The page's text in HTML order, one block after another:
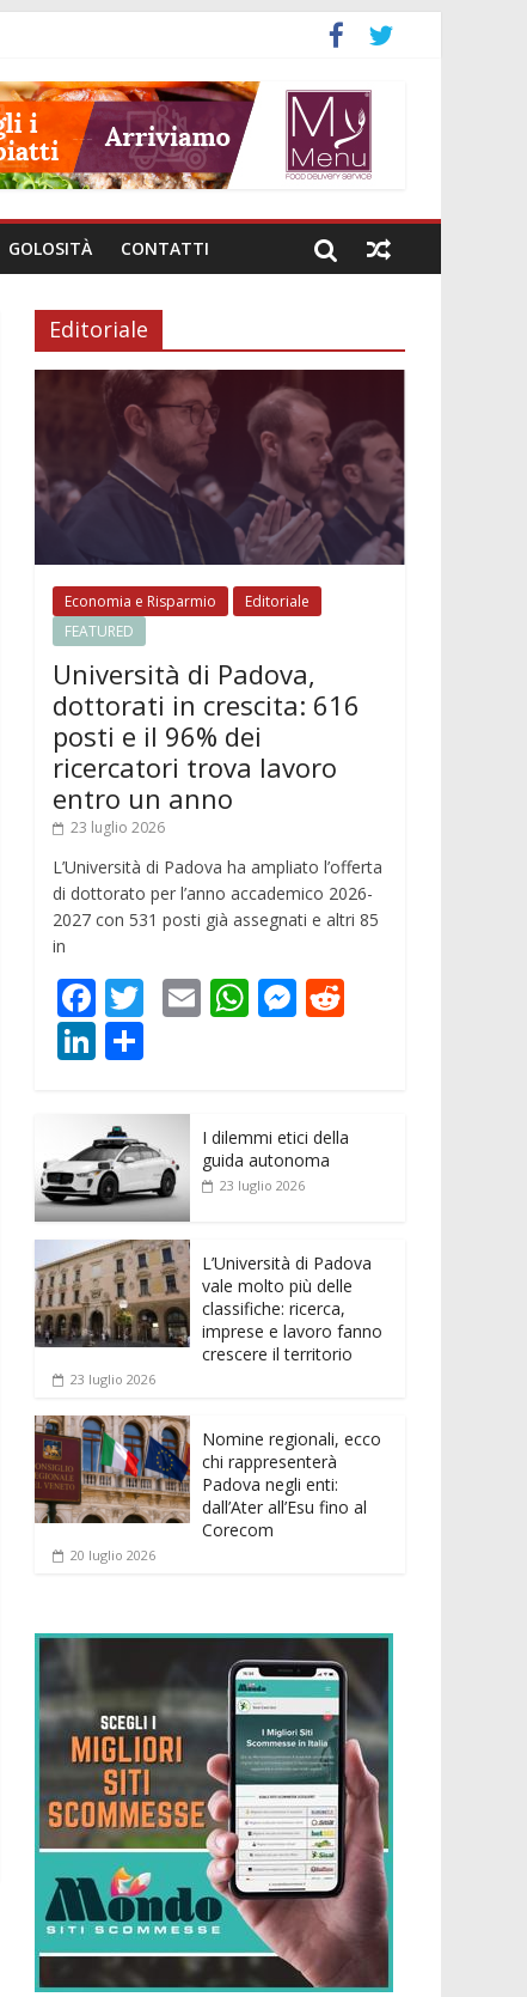
GOLOSITÀ CONTATTI
Editoriale
Economia e Risparmio
Editoriale
FEATURED
Università di Padova,
dottorati in crescita: 616
posti e il 96% dei
ricercatori trova lavoro
entro un anno
23 luglio 2026
L’Università di Padova ha ampliato l’offerta
di dottorato per l’anno accademico 2026-
2027 con 531 posti già assegnati e altri 85
in
F
ac
e
b
o
o
k
T
er
E W
A
p
M
n
g
t
Li
k
e
dI
n
n
di
vi
di
I dilemmi etici della
guida autonoma
23 luglio 2026
L’Università di Padova
vale molto più delle
classifiche: ricerca,
imprese e lavoro fanno
crescere il territorio
23 luglio 2026
Nomine regionali, ecco
chi rappresenterà
Padova negli enti:
dall’Ater all’Esu fino al
Corecom
20 luglio 2026